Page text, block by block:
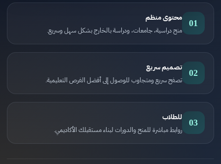
01 محتوى منظم
منح دراسية، جامعات، ودراسة بالخارج بشكل سهل وسريع.
02 تصميم سريع
تصفح سريع ومتجاوب للوصول إلى أفضل الفرص التعليمية.
03 للطلاب
روابط مباشرة للمنح والدورات لبناء مستقبلك الأكاديمي.